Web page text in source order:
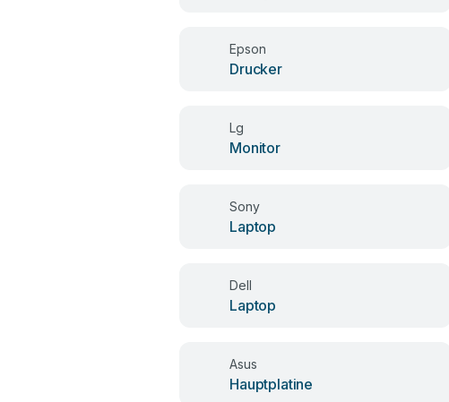
Epson
Drucker
Lg
Monitor
Sony
Laptop
Dell
Laptop
Asus
Hauptplatine